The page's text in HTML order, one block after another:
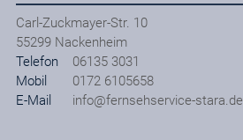
Carl-Zuckmayer-Str. 10
55299 Nackenheim
Telefon
06135 3031
Mobil
0172 6105658
E-Mail
info@fernsehservice-stara.de